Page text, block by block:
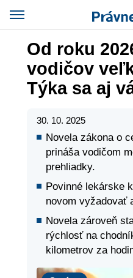
Od roku
vodičov
Týka sa aj
30. 10. 2025
Novela zákona o
prináša vodičom
prehliadky.
Povinné lekárske
novom vyžadovať
Novela zároveň
rýchlosť na
kilometrov za
Správy